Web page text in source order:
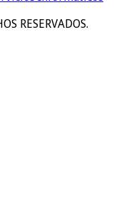
RESERVADOS.